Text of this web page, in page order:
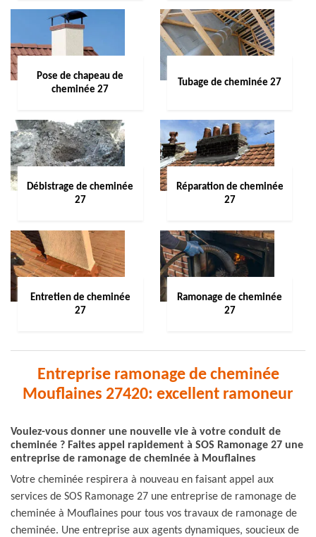
Pose de chapeau de
cheminée 27
Tubage de cheminée 27
Débistrage de cheminée
27
Réparation de cheminée
27
Entretien de cheminée
27
Ramonage de cheminée
27
Entreprise ramonage de cheminée
Mouflaines 27420: excellent ramoneur
Voulez-vous donner une nouvelle vie à votre conduit de
cheminée ? Faites appel rapidement à SOS Ramonage 27 une
entreprise de ramonage de cheminée à Mouflaines
Votre cheminée respirera à nouveau en faisant appel aux
services de SOS Ramonage 27 une entreprise de ramonage de
cheminée à Mouflaines pour tous vos travaux de ramonage de
cheminée. Une entreprise aux agents dynamiques, soucieux de